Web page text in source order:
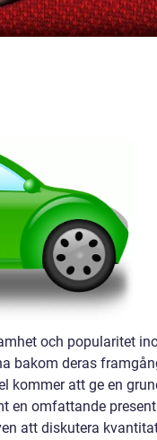
och popularitet
bakom deras
kommer att ge en
en omfattande
att diskutera